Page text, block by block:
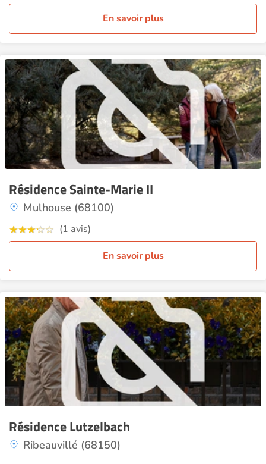
En savoir plus
Résidence Sainte-Marie II
Mulhouse (68100)
(1 avis)
En savoir plus
Résidence Lutzelbach
Ribeauvillé (68150)